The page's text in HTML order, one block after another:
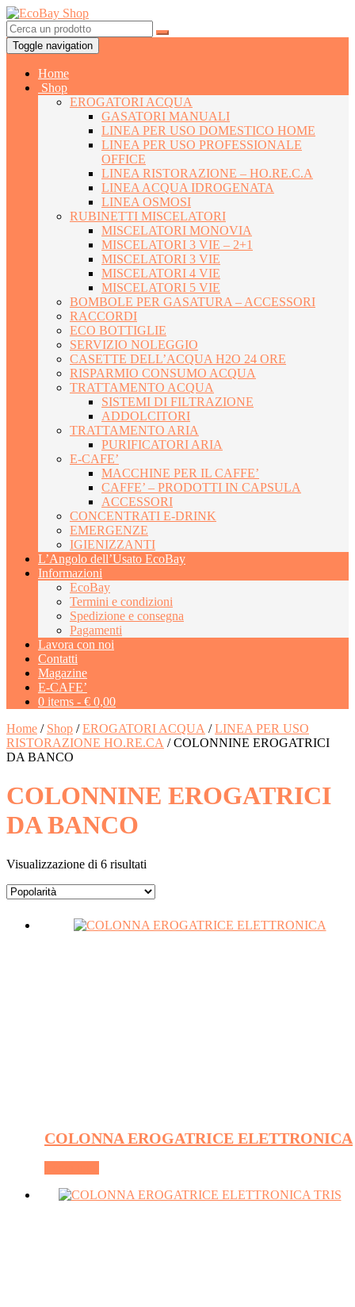
Toggle navigation
Home
Shop
EROGATORI ACQUA
GASATORI MANUALI
LINEA PER USO DOMESTICO HOME
LINEA PER USO PROFESSIONALE
OFFICE
LINEA RISTORAZIONE – HO.RE.C.A
LINEA ACQUA IDROGENATA
LINEA OSMOSI
RUBINETTI MISCELATORI
MISCELATORI MONOVIA
MISCELATORI 3 VIE – 2+1
MISCELATORI 3 VIE
MISCELATORI 4 VIE
MISCELATORI 5 VIE
BOMBOLE PER GASATURA – ACCESSORI
RACCORDI
ECO BOTTIGLIE
SERVIZIO NOLEGGIO
CASETTE DELL’ACQUA H2O 24 ORE
RISPARMIO CONSUMO ACQUA
TRATTAMENTO ACQUA
SISTEMI DI FILTRAZIONE
ADDOLCITORI
TRATTAMENTO ARIA
PURIFICATORI ARIA
E-CAFE’
MACCHINE PER IL CAFFE’
CAFFE’ – PRODOTTI IN CAPSULA
ACCESSORI
CONCENTRATI E-DRINK
EMERGENZE
IGIENIZZANTI
L’Angolo dell’Usato EcoBay
Informazioni
EcoBay
Termini e condizioni
Spedizione e consegna
Pagamenti
Lavora con noi
Contatti
Magazine
E-CAFE’
0 items - € 0,00
Home / Shop /EROGATORI ACQUA /LINEA PER USO
RISTORAZIONE HO.RE.CA / COLONNINE EROGATRICI
DA BANCO
COLONNINE EROGATRICI
DA BANCO
Visualizzazione di 6 risultati
COLONNA EROGATRICE ELETTRONICA